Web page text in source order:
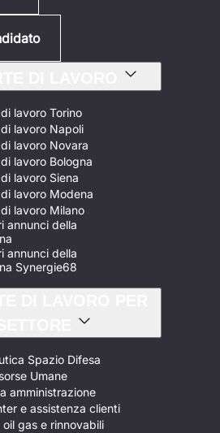
lavoro Torino
lavoro Napoli
lavoro Novara
lavoro Bologna
lavoro Siena
lavoro Modena
lavoro Milano
annunci della
annunci della
Synergie68
Spazio Difesa
Umane
amministrazione
e assistenza clienti
oil gas e rinnovabili